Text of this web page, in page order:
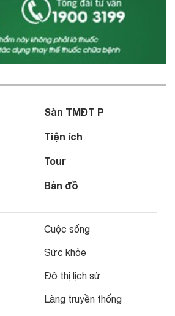
Sàn TMĐT P
Tiện ích
Tour
Bản đồ
Cuộc sống
Sức khỏe
Đô thị lịch sử
Làng truyền thống